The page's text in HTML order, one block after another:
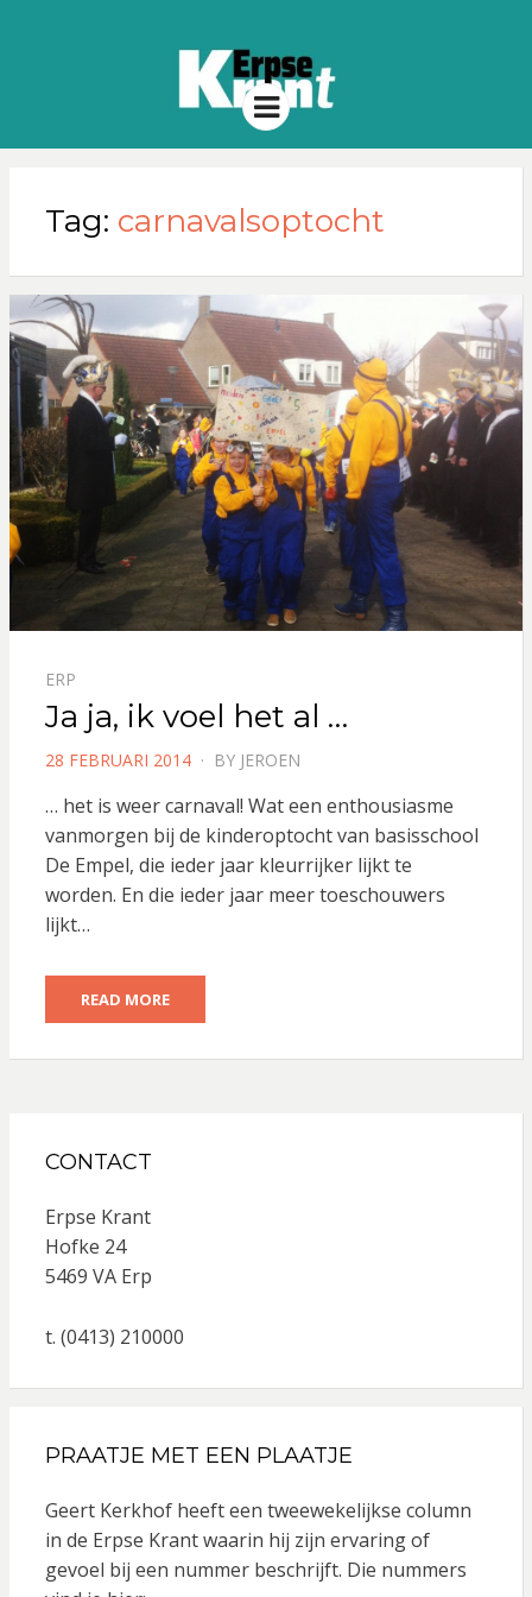
Menu
Tag: carnavalsoptocht
ERP
Ja ja, ik voel het al …
POSTED
28 FEBRUARI 2014 BY JEROEN
… het is weer carnaval! Wat een enthousiasme
vanmorgen bij de kinderoptocht van basisschool
De Empel, die ieder jaar kleurrijker lijkt te
worden. En die ieder jaar meer toeschouwers
lijkt…
READ MORE
CONTACT
Erpse Krant
Hofke 24
5469 VA Erp
t. (0413) 210000
PRAATJE MET EEN PLAATJE
Geert Kerkhof heeft een tweewekelijkse column
in de Erpse Krant waarin hij zijn ervaring of
gevoel bij een nummer beschrijft. Die nummers